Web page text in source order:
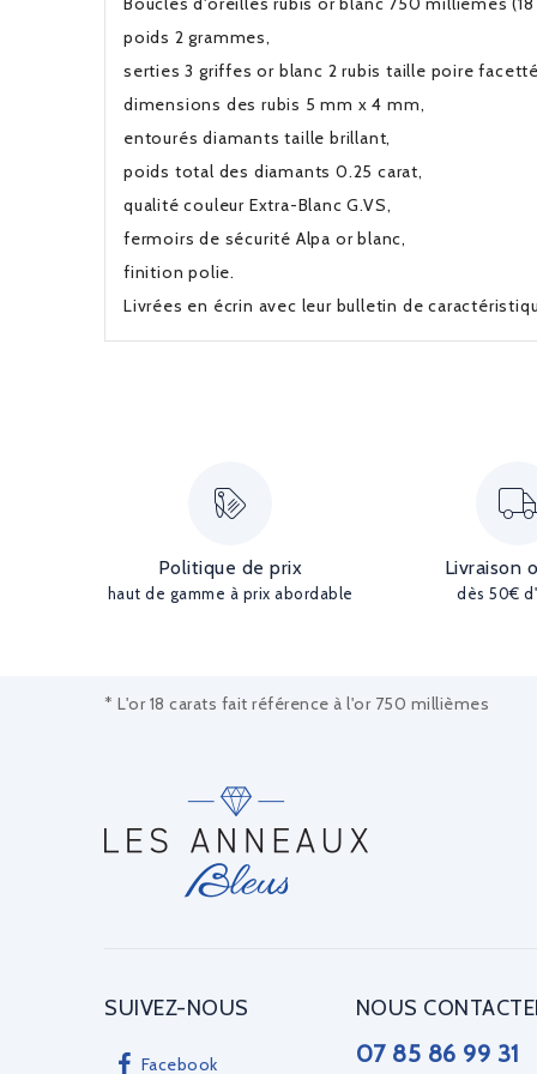
poids 2 grammes,
serties 3 griffes or blanc 2 rubis taille poire
dimensions des rubis 5 mm x 4 mm,
entourés diamants taille brillant,
poids total des diamants 0.25 carat,
qualité couleur Extra-Blanc G.VS,
fermoirs de sécurité Alpa or blanc,
finition polie.
Livrées en écrin avec leur bulletin de
Politique de prix
haut de gamme à prix abordable
Livraison
dès 50€
* L'or 18 carats fait référence à l'or 750 millièmes
SUIVEZ-NOUS
Facebook
NOUS
07 85 86 99 31